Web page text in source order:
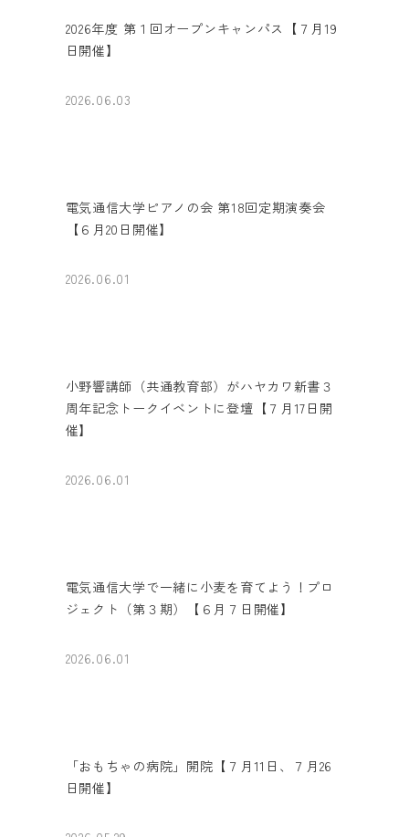
2026年度 第１回オープンキャンパス【７月19
日開催】
2026.06.03
電気通信大学ピアノの会 第18回定期演奏会
【６月20日開催】
2026.06.01
小野響講師（共通教育部）がハヤカワ新書３
周年記念トークイベントに登壇【７月17日開
催】
2026.06.01
電気通信大学で一緒に小麦を育てよう！プロ
ジェクト（第３期）【６月７日開催】
2026.06.01
「おもちゃの病院」開院【７月11日、７月26
日開催】